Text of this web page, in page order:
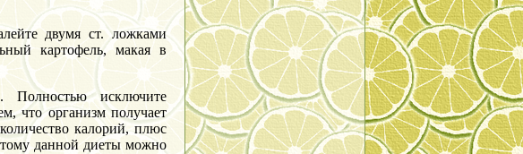
двумя ст. ложками
картофель, макая в
Полностью исключите
что организм получает
калорий, плюс
данной диеты можно